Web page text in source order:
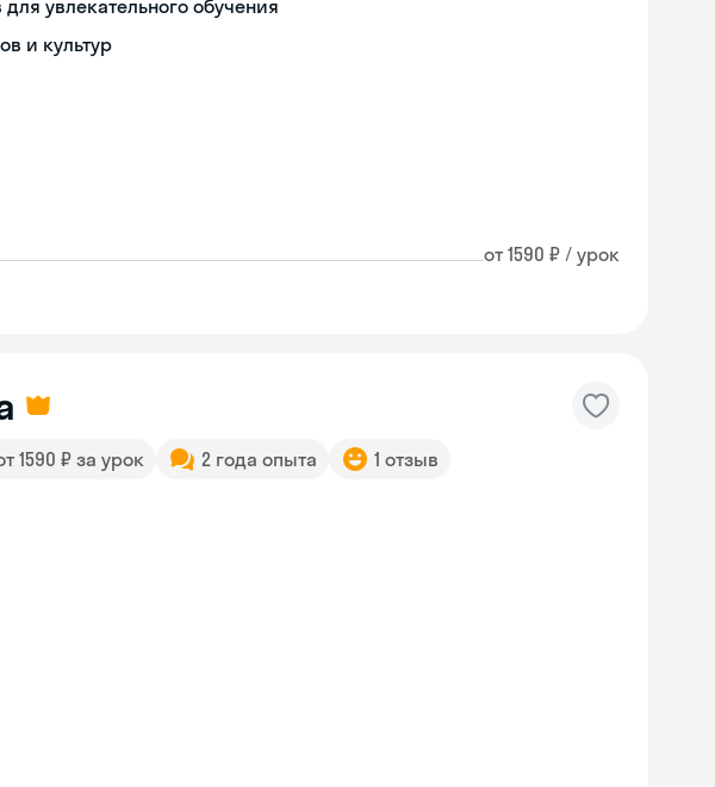
увлекательного обучения
и культур
от 1590 ₽ / урок
1590 ₽ за урок 2 года опыта 1 отзыв